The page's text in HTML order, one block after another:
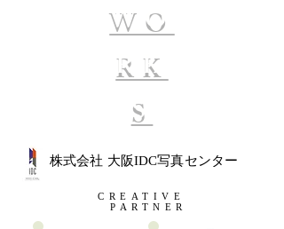
WO
RK
S
株式会社 大阪IDC写真センター
​CREATIVE
PARTNER